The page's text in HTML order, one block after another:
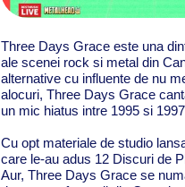
Three Days Grace este una
ale scenei rock si metal din
alternative cu influente de nu
alocuri, Three Days Grace
un mic hiatus intre 1995 si
Cu opt materiale de studio
care le-au adus 12 Discuri de
Aur, Three Days Grace se